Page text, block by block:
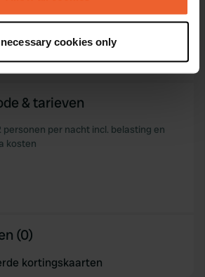
about your geographical location
to within several meters
(fingerprinting)
in the details section.
content and ads, to
features and to analyse our traffic.
other information that you’ve
necessary cookies only
- centrum Erndtebrück 1km
& tarieven
personen per nacht incl. belasting en
kosten
(0)
kortingskaarten